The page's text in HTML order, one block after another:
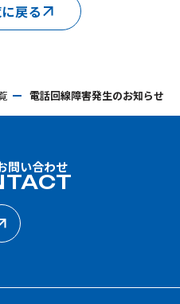
戻る
電話回線障害発生のお知らせ
問い合わせ